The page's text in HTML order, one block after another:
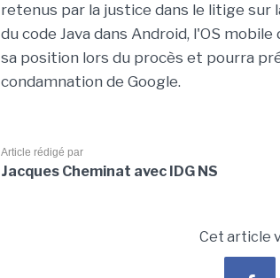
retenus par la justice dans le litige
du code Java dans Android, l'OS
sa position lors du procès et pourra
condamnation de Google.
Article rédigé par
Jacques Cheminat avec IDG NS
Cet article